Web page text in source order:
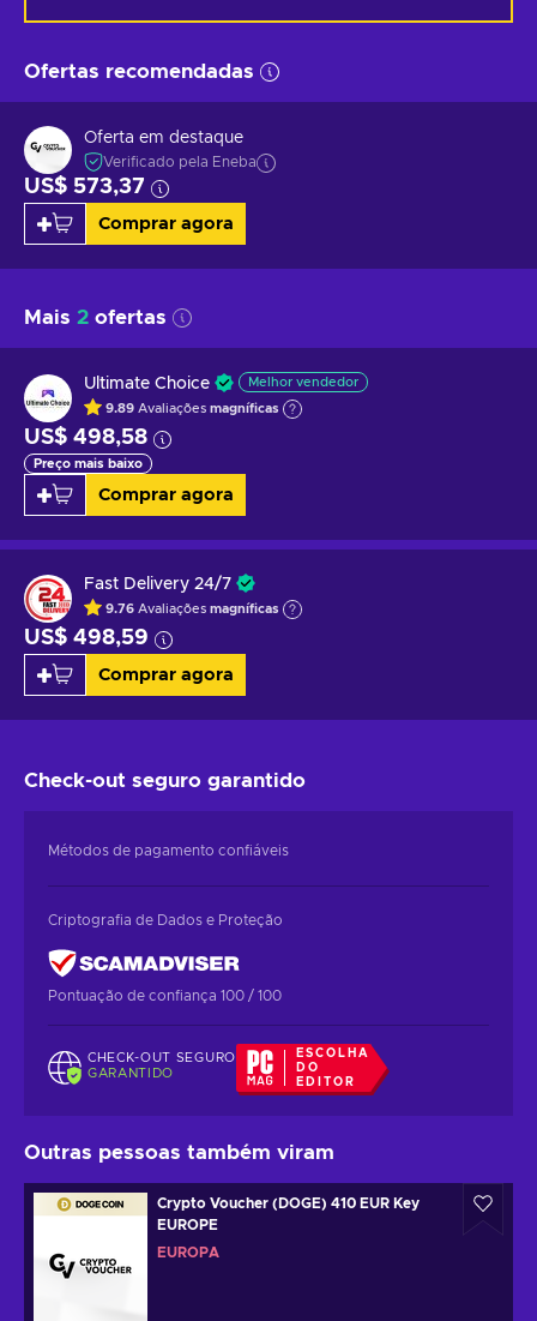
Ofertas recomendadas
Oferta em destaque
Verificado pela Eneba
US$ 573,37
Comprar agora
Mais 2 ofertas
Ultimate Choice Melhor vendedor
9.89 Avaliações magníficas
US$ 498,58
Preço mais baixo
Comprar agora
Fast Delivery 24/7
9.76 Avaliações magníficas
US$ 498,59
Comprar agora
Check-out seguro garantido
Métodos de pagamento confiáveis
Criptografia de Dados e Proteção
Pontuação de confiança 100 / 100
CHECK-OUT SEGURO
GARANTIDO
ESCOLHA
DO
EDITOR
Outras pessoas também viram
Crypto Voucher (DOGE) 410 EUR Key
EUROPE
EUROPA